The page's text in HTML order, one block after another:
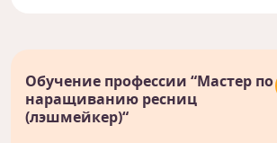
Обучение профессии “Мастер по
наращиванию ресниц
(лэшмейкер)“